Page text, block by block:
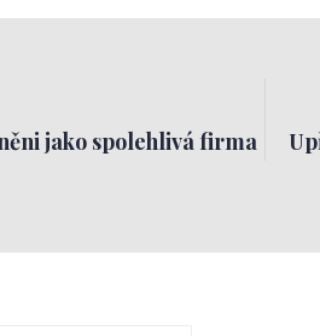
jako spolehlivá firma